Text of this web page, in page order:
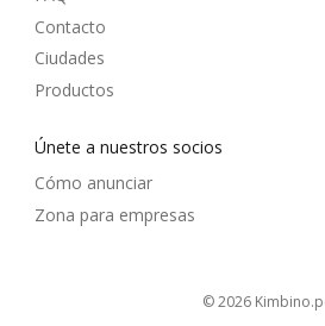
Contacto
Ciudades
Productos
Únete a nuestros socios
Cómo anunciar
Zona para empresas
© 2026